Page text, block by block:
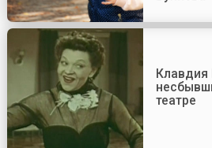
театре